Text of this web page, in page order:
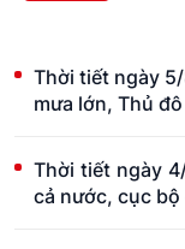
Thời tiết ngày
mưa lớn, Thủ
Thời tiết ngày
cả nước, cục